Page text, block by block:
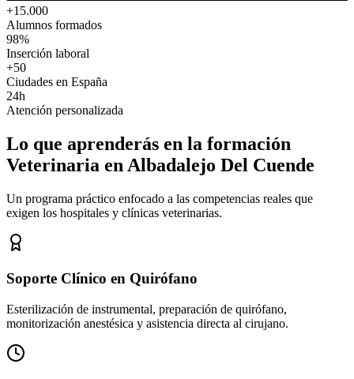
+15.000
Alumnos formados
98%
Inserción laboral
+50
Ciudades en España
24h
Atención personalizada
Lo que aprenderás en la formación
Veterinaria en Albadalejo Del Cuende
Un programa práctico enfocado a las competencias reales que
exigen los hospitales y clínicas veterinarias.
Soporte Clínico en Quirófano
Esterilización de instrumental, preparación de quirófano,
monitorización anestésica y asistencia directa al cirujano.